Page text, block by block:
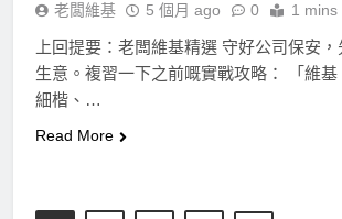
老闆維基 5 個月 ago 0 1 mins
上回提要：老闆維基精選 守好公司保安
生意。複習一下之前嘅實戰攻略： 「維
細楷、…
Read More